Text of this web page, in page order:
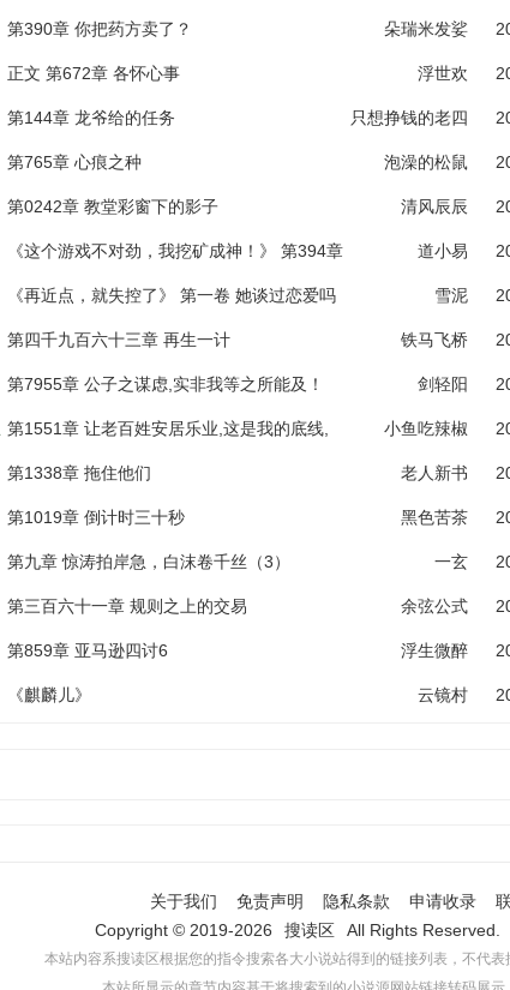
第390章 你把药方卖了？ 朵瑞米发娑
正文 第672章 各怀心事 浮世欢
第144章 龙爷给的任务 只想挣钱的老四
第765章 心痕之种 泡澡的松鼠
第0242章 教堂彩窗下的影子 清风辰辰
《这个游戏不对劲，我挖矿成神！》 第394章
打劫，天意百战图录（第六更！）
道小易
《再近点，就失控了》 第一卷 她谈过恋爱吗 雪泥
第四千九百六十三章 再生一计 铁马飞桥
第7955章 公子之谋虑,实非我等之所能及！ 剑轻阳
第1551章 让老百姓安居乐业,这是我的底线,
谁动谁死
小鱼吃辣椒
第1338章 拖住他们 老人新书
第1019章 倒计时三十秒 黑色苦茶
第九章 惊涛拍岸急，白沫卷千丝（3） 一玄
第三百六十一章 规则之上的交易 余弦公式
第859章 亚马逊四讨6 浮生微醉
《麒麟儿》 云镜村
关于我们 免责声明 隐私条款 申请收录
Copyright © 2019-2026
搜读区 All Rights Reserved.
本站内容系搜读区根据您的指令搜索各大小说站得到的链接列表，不代表